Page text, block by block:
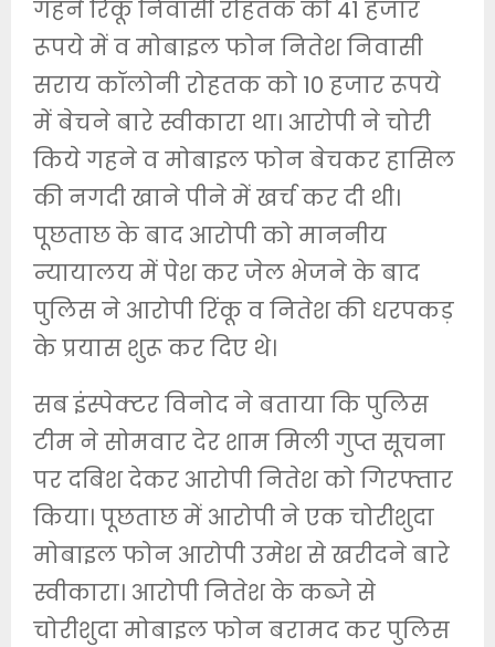
गहने रिंकू निवासी रोहतक को 41 हजार
रूपये में व मोबाइल फोन नितेश निवासी
सराय कॉलोनी रोहतक को 10 हजार रूपये
में बेचने बारे स्वीकारा था। आरोपी ने चोरी
किये गहने व मोबाइल फोन बेचकर हासिल
की नगदी खाने पीने में खर्च कर दी थी।
पूछताछ के बाद आरोपी को माननीय
न्यायालय में पेश कर जेल भेजने के बाद
पुलिस ने आरोपी रिंकू व नितेश की धरपकड़
के प्रयास शुरू कर दिए थे।
सब इंस्पेक्टर विनोद ने बताया कि पुलिस
टीम ने सोमवार देर शाम मिली गुप्त सूचना
पर दबिश देकर आरोपी नितेश को गिरफ्तार
किया। पूछताछ में आरोपी ने एक चोरीशुदा
मोबाइल फोन आरोपी उमेश से खरीदने बारे
स्वीकारा। आरोपी नितेश के कब्जे से
चोरीशुदा मोबाइल फोन बरामद कर पुलिस